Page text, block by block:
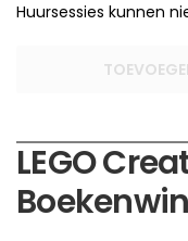
Huursessies kunnen
LEGO